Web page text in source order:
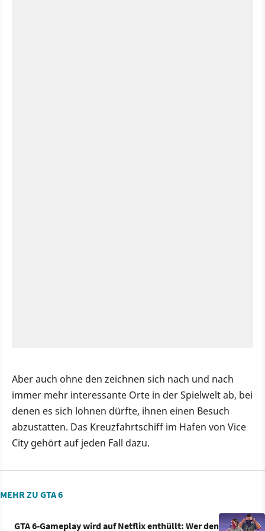
Aber auch ohne den zeichnen sich nach und nach
immer mehr interessante Orte in der Spielwelt ab, bei
denen es sich lohnen dürfte, ihnen einen Besuch
abzustatten. Das Kreuzfahrtschiff im Hafen von Vice
City gehört auf jeden Fall dazu.
MEHR ZU GTA 6
GTA 6-Gameplay wird auf Netflix enthüllt: Wer den